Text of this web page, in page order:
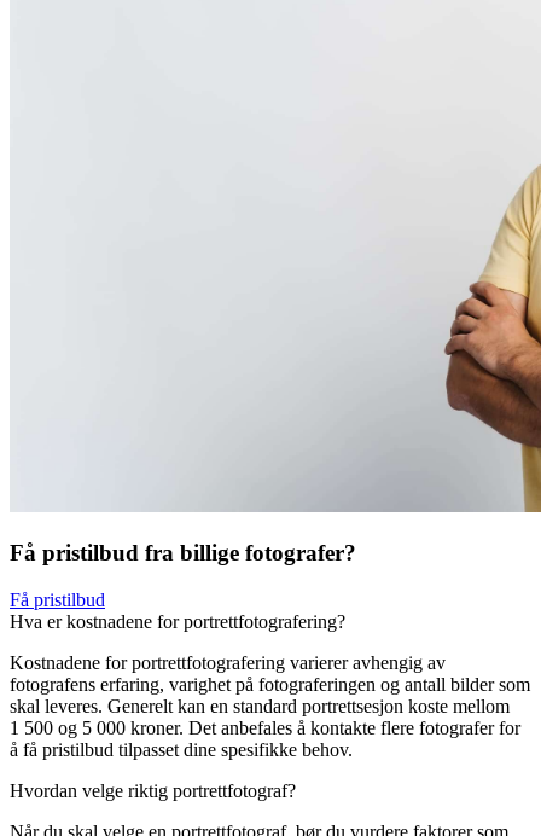
Få pristilbud fra billige fotografer?
Få pristilbud
Hva er kostnadene for portrettfotografering?
Kostnadene for portrettfotografering varierer avhengig av
fotografens erfaring, varighet på fotograferingen og antall bilder som
skal leveres. Generelt kan en standard portrettsesjon koste mellom
1 500 og 5 000 kroner. Det anbefales å kontakte flere fotografer for
å få pristilbud tilpasset dine spesifikke behov.
Hvordan velge riktig portrettfotograf?
Når du skal velge en portrettfotograf, bør du vurdere faktorer som